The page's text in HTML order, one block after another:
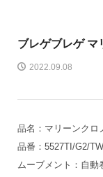
ブレゲブレゲ マ
2022.09.08
品名：マリーンクロ
品番：5527TI/G2/
ムーブメント：自動